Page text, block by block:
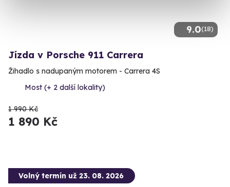
9.0(18)
Jízda v Porsche 911 Carrera
Žihadlo s nadupaným motorem - Carrera 4S
Most (+ 2 další lokality)
1 990 Kč
1 890 Kč
Volný termín už 23. 08. 2026